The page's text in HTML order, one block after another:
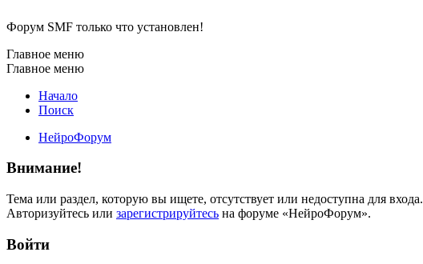
Форум SMF только что установлен!
Главное меню
Главное меню
Начало
Поиск
НейроФорум
Внимание!
Тема или раздел, которую вы ищете, отсутствует или недоступна для входа.
Авторизуйтесь или зарегистрируйтесь на форуме «НейроФорум».
Войти